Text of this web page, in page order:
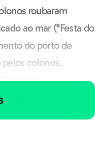
roubaram
ao mar ("Festa do
do porto de
colonos.
Primeiro
política e
não visava a